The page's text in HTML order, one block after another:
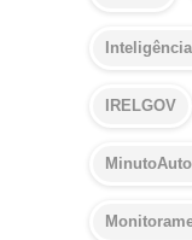
IRELGOV